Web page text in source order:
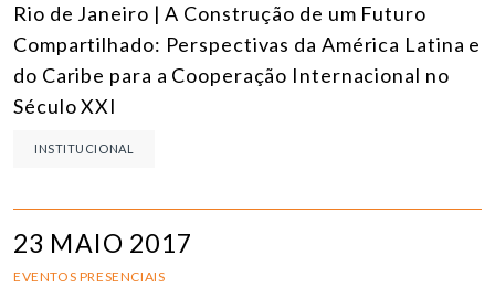
Rio de Janeiro | A Construção de um Futuro
Compartilhado: Perspectivas da América Latina e
do Caribe para a Cooperação Internacional no
Século XXI
INSTITUCIONAL
23 MAIO 2017
EVENTOS PRESENCIAIS